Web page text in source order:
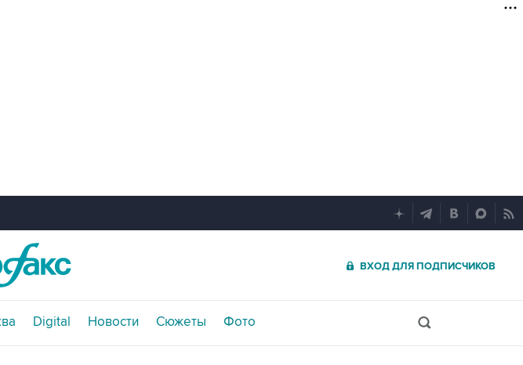
ВХОД ДЛЯ ПОДПИСЧИКОВ
Digital Новости Сюжеты Фото